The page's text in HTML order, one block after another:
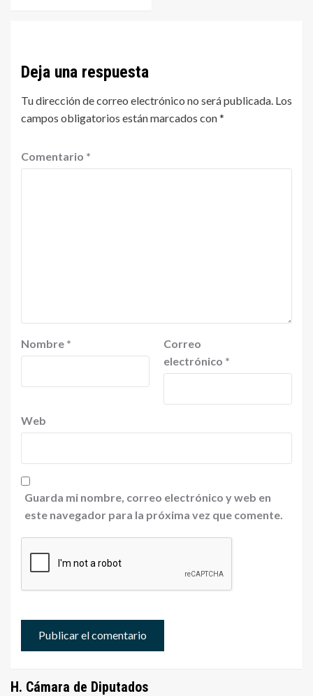
Deja una respuesta
Tu dirección de correo electrónico no será publicada. Los
campos obligatorios están marcados con*
Comentario *
Nombre *
Correo
electrónico *
Web
Guarda mi nombre, correo electrónico y web en
este navegador para la próxima vez que comente.
H. Cámara de Diputados